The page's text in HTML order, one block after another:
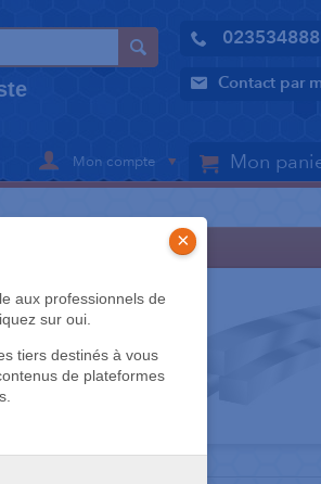
Contact par
Mon compte Mon
aux professionnels de
sur oui.
tiers destinés à vous
de plateformes
×
ARCS (0)